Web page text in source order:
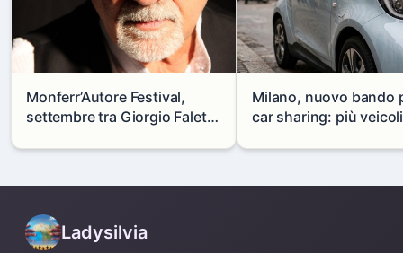
Monferr’Autore Festival,
settembre tra Giorgio Faletti,
musica
Milano, nuovo bando
car sharing: più veicoli
periferie
Ladysilvia